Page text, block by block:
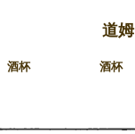
道姆
酒杯 酒杯